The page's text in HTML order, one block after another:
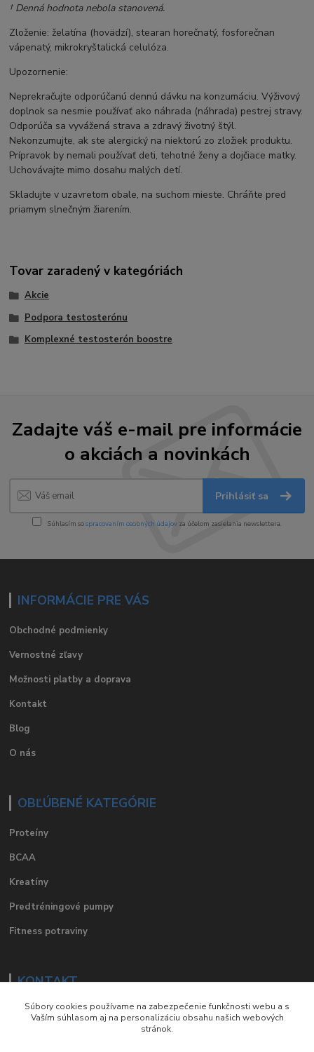
† Denná hodnota nebola stanovená.
Zloženie: želatína (hovädzí), stearan horečnatý, fosforečnan
vápenatý, mikrokryštalická celulóza.
Upozornenie:
Neprekračujte odporúčanú dennú dávku na konzumáciu. Výživový
doplnok sa nesmie používať ako náhrada (náhrada) pestrej stravy.
Odporúča sa vyvážená strava a zdravý životný štýl.
Nekonzumujte, ak ste alergický na niektorú zo zložiek produktu.
Prípravok by nemali používať deti, tehotné ženy a dojčiace matky.
Uchovávajte mimo dosahu malých detí.
Skladujte v uzavretom obale, na suchom mieste. Chráňte pred
priamym slnečným žiarením.
Tovar zaradený v kategóriách
Akcie
Podpora testosterónu
Komplexné testosterón boostre
Zadajte váš e-mail pre informácie
o akciách a novinkách
Prihlásiť sa
Súhlasím sospracovaním osobných údajov za účelom zasielania newslettera.
INFORMÁCIE PRE VÁS
Obchodné podmienky
Vernostné zľavy
Možnosti platby a doprava
Kontakt
Blog
O nás
OBĽÚBENÉ KATEGÓRIE
Proteíny
BCAA
Kreatíny
Predtréningové pumpy
Fitness potraviny
KONTAKT
e-mail:eshop@suplements.sk
Súbory cookies používame na zabezpečenie funkčnosti webu a s
Vaším súhlasom aj na personalizáciu obsahu našich webových
stránok.